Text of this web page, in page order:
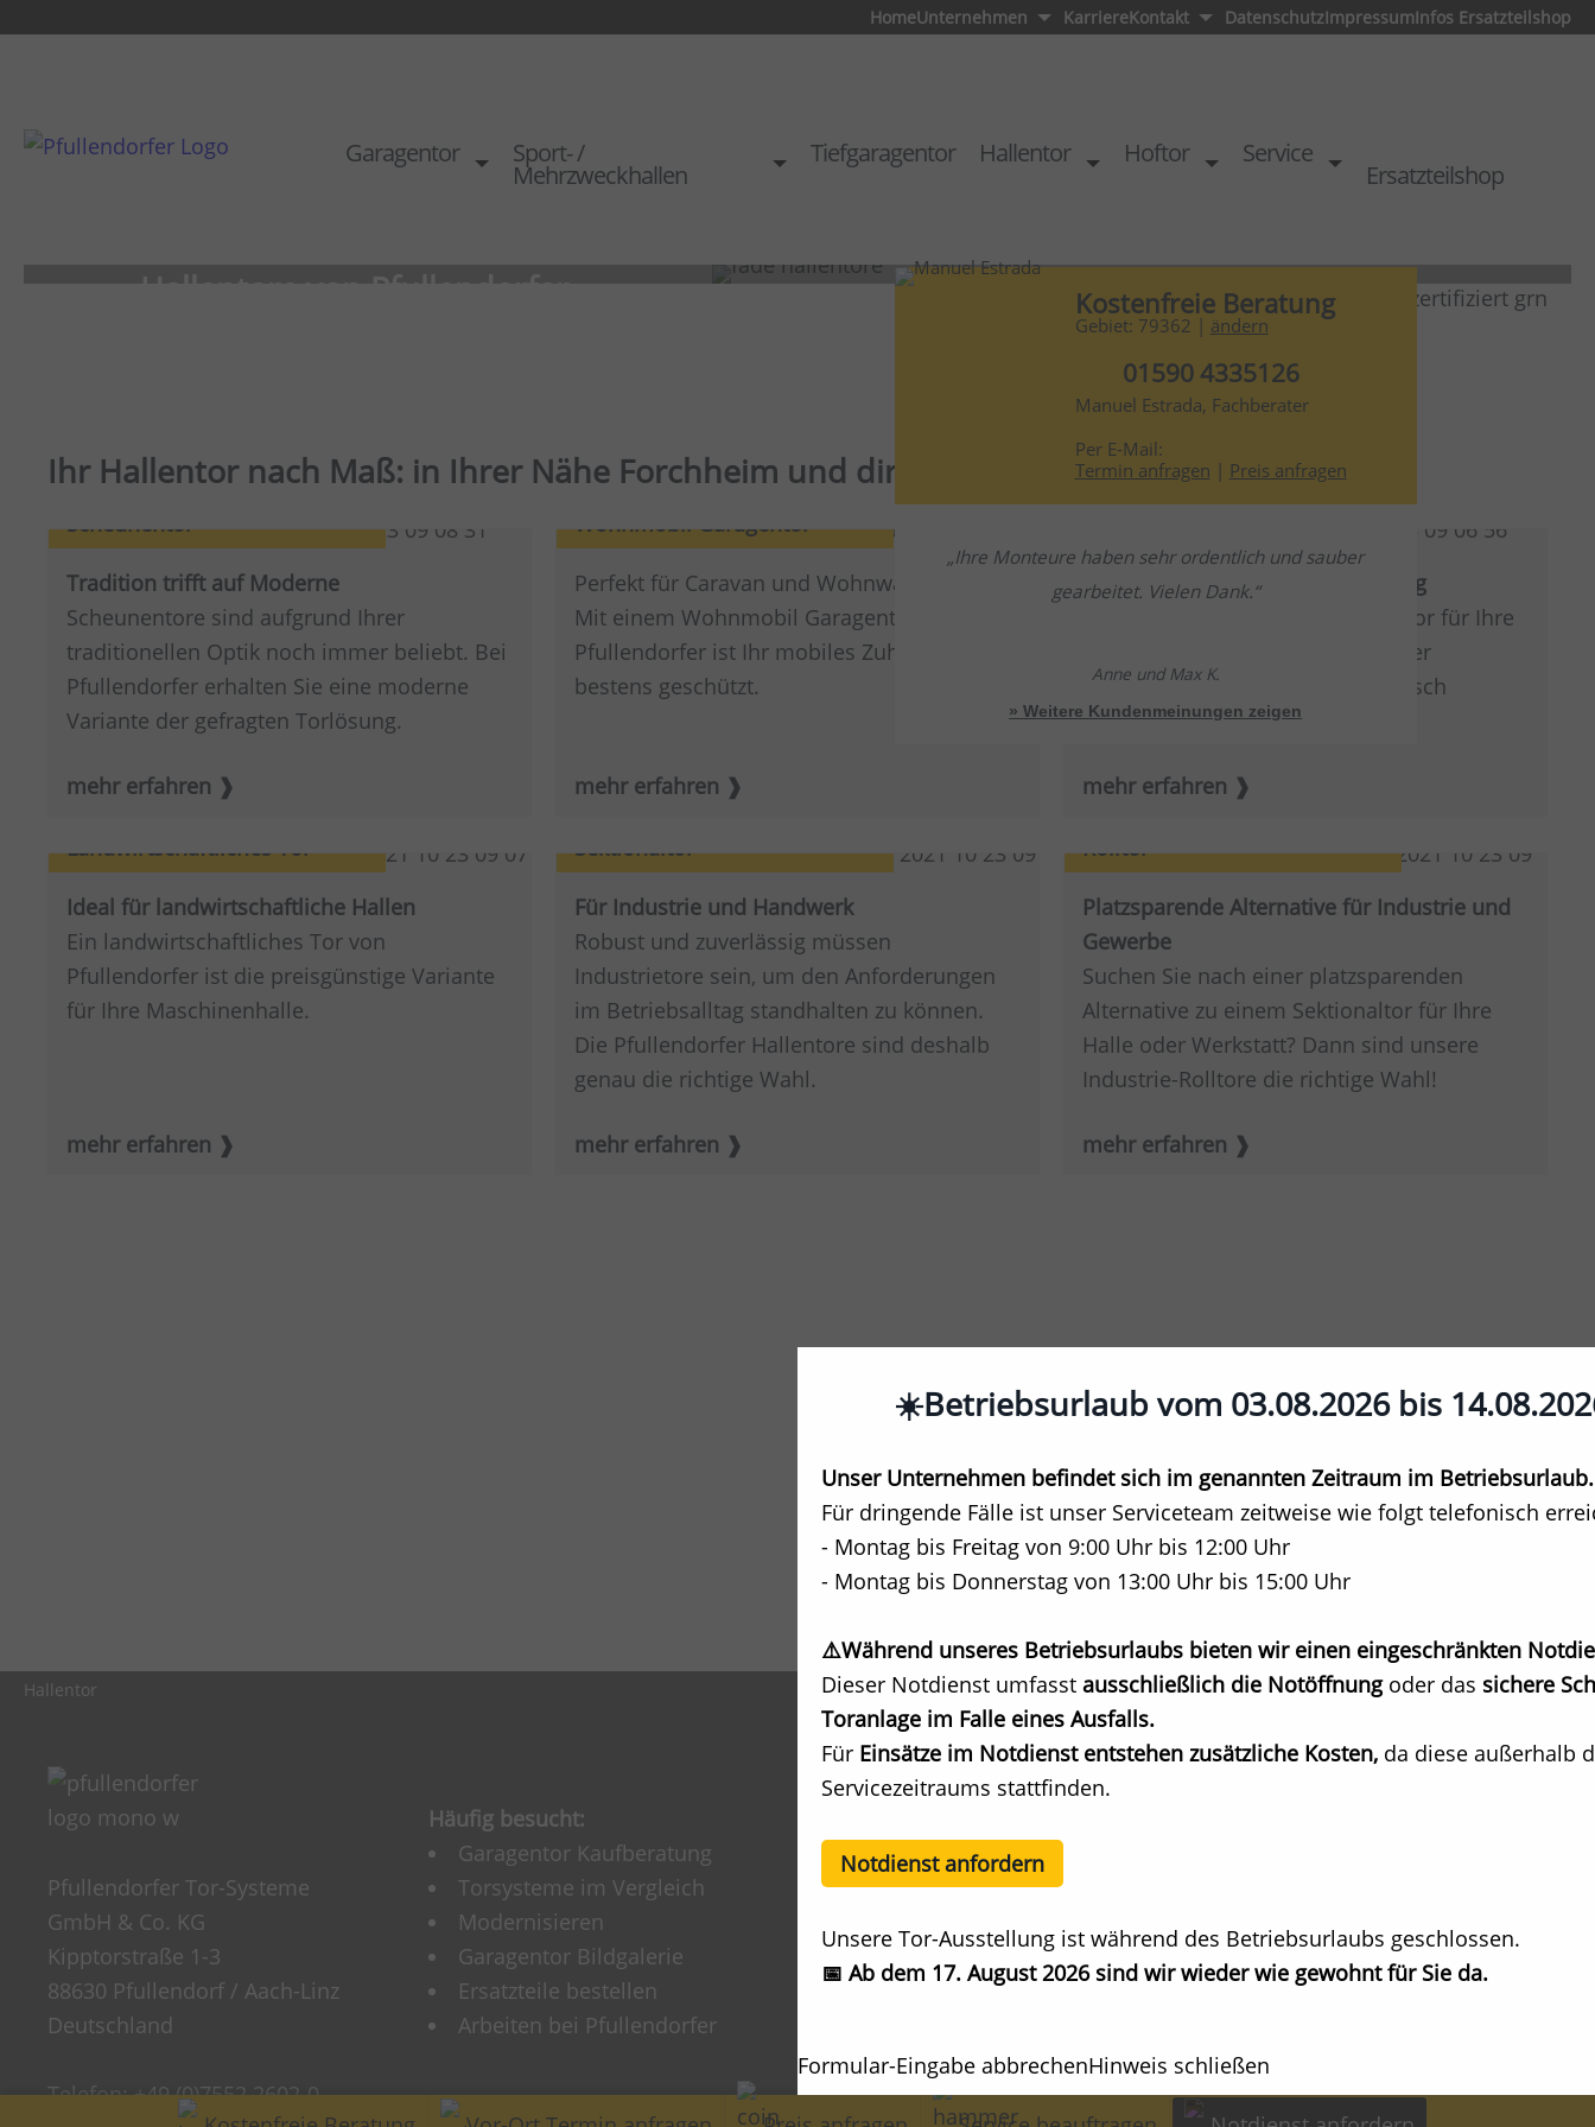
HomeUnternehmen KarriereKontakt DatenschutzImpressumInfos Ersatzteilshop
Garagentor Sport- /
Mehrzweckhallen
Tiefgaragentor Hallentor Hoftor Service
Ersatzteilshop
Kostenfreie Beratung
Gebiet: 79362 | ändern
01590 4335126
Manuel Estrada, Fachberater
Per E-Mail:
Termin anfragen | Preis anfragen
Ihre Monteure haben sehr ordentlich und sauber
gearbeitet. Vielen Dank.
Anne und Max K.
» Weitere Kundenmeinungen zeigen
Ihr Hallentor nach Maß: in Ihrer Nähe Forchheim und direkt vom Hersteller
Scheunentor
Tradition trifft auf Moderne
Scheunentore sind aufgrund Ihrer
traditionellen Optik noch immer beliebt. Bei
Pfullendorfer erhalten Sie eine moderne
Variante der gefragten Torlösung.
mehr erfahren
Wohnmobil Garagentor
Perfekt für Caravan und Wohnwagen
Mit einem Wohnmobil Garagentor von
Pfullendorfer ist Ihr mobiles Zuhause
bestens geschützt.
mehr erfahren
Zuverlässig im betrieblichen Alltag
Sie benötigen ein hochwertiges Tor für Ihre
Werkstatt? Mit einem Pfullendorfer
Werkstattor können Sie nichts falsch
machen.
mehr erfahren
Landwirtschaftliches Tor
Ideal für landwirtschaftliche Hallen
Ein landwirtschaftliches Tor von
Pfullendorfer ist die preisgünstige Variante
für Ihre Maschinenhalle.
mehr erfahren
Sektionaltor
Für Industrie und Handwerk
Robust und zuverlässig müssen
Industrietore sein, um den Anforderungen
im Betriebsalltag standhalten zu können.
Die Pfullendorfer Hallentore sind deshalb
genau die richtige Wahl.
mehr erfahren
Rolltor
Platzsparende Alternative für Industrie und
Gewerbe
Suchen Sie nach einer platzsparenden
Alternative zu einem Sektionaltor für Ihre
Halle oder Werkstatt? Dann sind unsere
Industrie-Rolltore die richtige Wahl!
mehr erfahren
☀️Betriebsurlaub vom 03.08.2026 bis
Unser Unternehmen befindet sich im genannten Zeitraum im Betriebsurlaub.
Für dringende Fälle ist unser Serviceteam zeitweise wie folgt telefonisch
- Montag bis Freitag von 9:00 Uhr bis 12:00 Uhr
- Montag bis Donnerstag von 13:00 Uhr bis 15:00 Uhr
⚠️Während unseres Betriebsurlaubs bieten wir einen eingeschränkten
Dieser Notdienst umfasst ausschließlich die Notöffnung oder das sichere
Toranlage im Falle eines Ausfalls.
Für Einsätze im Notdienst entstehen zusätzliche Kosten, da diese außerhalb
Servicezeitraums stattfinden.
Notdienst anfordern
Unsere Tor-Ausstellung ist während des Betriebsurlaubs geschlossen.
📅 Ab dem 17. August 2026 sind wir wieder wie gewohnt für Sie da.
Formular-Eingabe abbrechenHinweis schließen
Hallentor
Pfullendorfer Tor-Systeme
GmbH & Co. KG
Kipptorstraße 1-3
88630 Pfullendorf / Aach-Linz
Deutschland
Telefon:+49 (0)7552 2602-0
Häufig besucht:
Garagentor Kaufberatung
Torsysteme im Vergleich
Modernisieren
Garagentor Bildgalerie
Ersatzteile bestellen
Arbeiten bei Pfullendorfer
Beratungstermin /
Angebotsanfrage
Renovierung / Modernisierung
Kundendienst / Reparatur
Downloads
Ihre Frage an uns